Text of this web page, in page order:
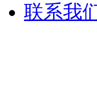
联系我